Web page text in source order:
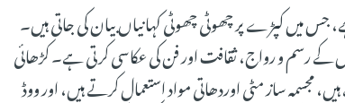
جس میں کپڑے پر چھوٹی چھوٹی کہانیاں بیان کی جاتی ہیں۔
کے رسم و رواج، ثقافت اور فن کی عکاسی کرتی ہے۔ کڑھائی
ساز مٹی اوردھاتی مواد استعمال کرتے ہیں، اور ووڈ